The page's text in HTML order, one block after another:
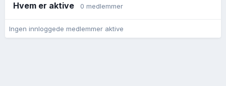
Hvem er aktive 0 medlemmer
Ingen innloggede medlemmer aktive